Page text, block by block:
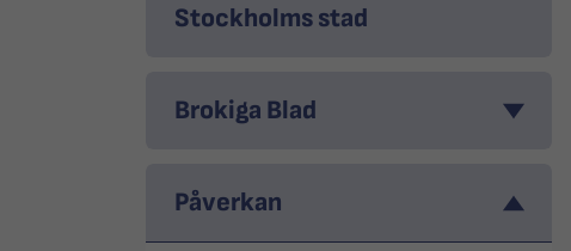
Stockholms stad
Brokiga Blad
Påverkan